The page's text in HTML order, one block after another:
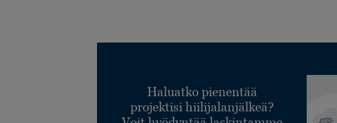
Haluatko pienentää
projektisi hiilijalanjälkeä?